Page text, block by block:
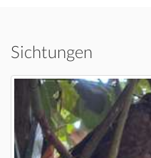
Sichtungen